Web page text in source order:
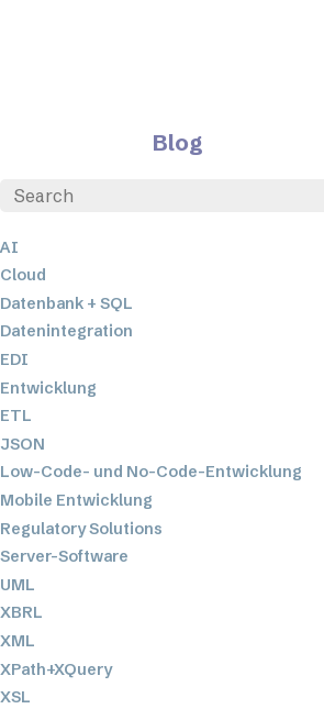
Blog
AI
Cloud
Datenbank + SQL
Datenintegration
EDI
Entwicklung
ETL
JSON
Low-Code- und No-Code-Entwicklung
Mobile Entwicklung
Regulatory Solutions
Server-Software
UML
XBRL
XML
XPath+XQuery
XSL